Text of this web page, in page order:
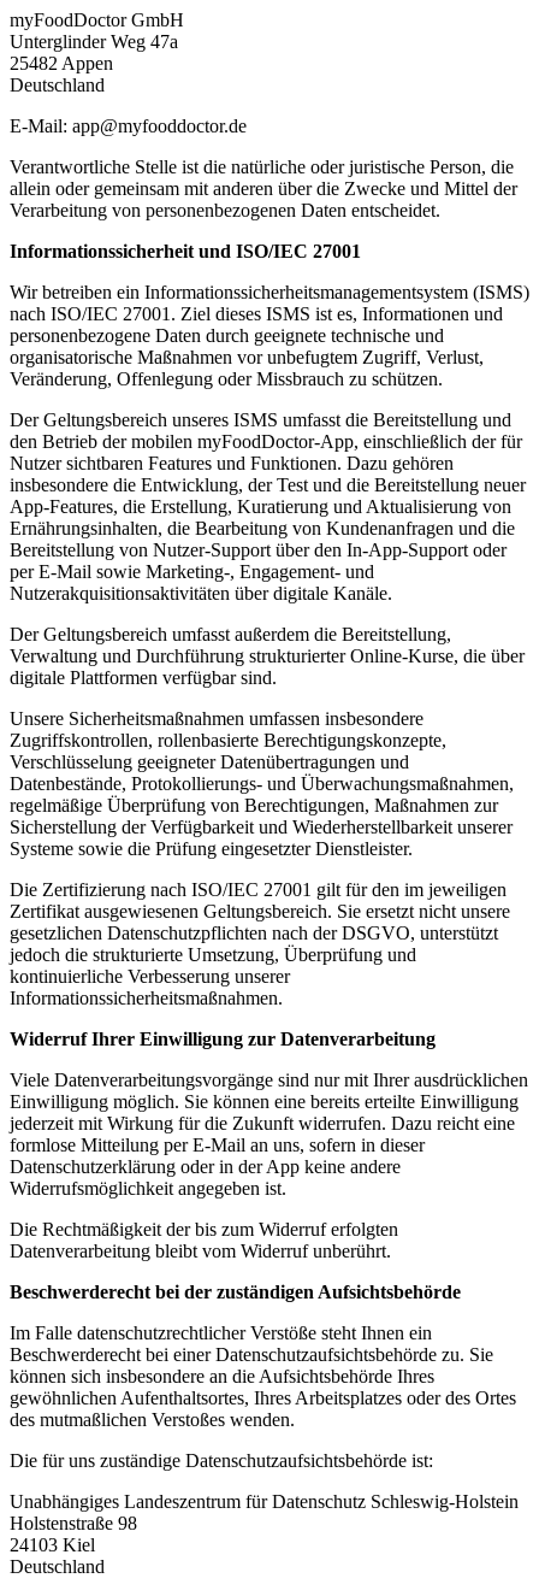
myFoodDoctor GmbH
Unterglinder Weg 47a
25482 Appen
Deutschland
E-Mail: app@myfooddoctor.de
Verantwortliche Stelle ist die natürliche oder juristische Person, die
allein oder gemeinsam mit anderen über die Zwecke und Mittel der
Verarbeitung von personenbezogenen Daten entscheidet.
Informationssicherheit und ISO/IEC 27001
Wir betreiben ein Informationssicherheitsmanagementsystem (ISMS)
nach ISO/IEC 27001. Ziel dieses ISMS ist es, Informationen und
personenbezogene Daten durch geeignete technische und
organisatorische Maßnahmen vor unbefugtem Zugriff, Verlust,
Veränderung, Offenlegung oder Missbrauch zu schützen.
Der Geltungsbereich unseres ISMS umfasst die Bereitstellung und
den Betrieb der mobilen myFoodDoctor-App, einschließlich der für
Nutzer sichtbaren Features und Funktionen. Dazu gehören
insbesondere die Entwicklung, der Test und die Bereitstellung neuer
App-Features, die Erstellung, Kuratierung und Aktualisierung von
Ernährungsinhalten, die Bearbeitung von Kundenanfragen und die
Bereitstellung von Nutzer-Support über den In-App-Support oder
per E-Mail sowie Marketing-, Engagement- und
Nutzerakquisitionsaktivitäten über digitale Kanäle.
Der Geltungsbereich umfasst außerdem die Bereitstellung,
Verwaltung und Durchführung strukturierter Online-Kurse, die über
digitale Plattformen verfügbar sind.
Unsere Sicherheitsmaßnahmen umfassen insbesondere
Zugriffskontrollen, rollenbasierte Berechtigungskonzepte,
Verschlüsselung geeigneter Datenübertragungen und
Datenbestände, Protokollierungs- und Überwachungsmaßnahmen,
regelmäßige Überprüfung von Berechtigungen, Maßnahmen zur
Sicherstellung der Verfügbarkeit und Wiederherstellbarkeit unserer
Systeme sowie die Prüfung eingesetzter Dienstleister.
Die Zertifizierung nach ISO/IEC 27001 gilt für den im jeweiligen
Zertifikat ausgewiesenen Geltungsbereich. Sie ersetzt nicht unsere
gesetzlichen Datenschutzpflichten nach der DSGVO, unterstützt
jedoch die strukturierte Umsetzung, Überprüfung und
kontinuierliche Verbesserung unserer
Informationssicherheitsmaßnahmen.
Widerruf Ihrer Einwilligung zur Datenverarbeitung
Viele Datenverarbeitungsvorgänge sind nur mit Ihrer ausdrücklichen
Einwilligung möglich. Sie können eine bereits erteilte Einwilligung
jederzeit mit Wirkung für die Zukunft widerrufen. Dazu reicht eine
formlose Mitteilung per E-Mail an uns, sofern in dieser
Datenschutzerklärung oder in der App keine andere
Widerrufsmöglichkeit angegeben ist.
Die Rechtmäßigkeit der bis zum Widerruf erfolgten
Datenverarbeitung bleibt vom Widerruf unberührt.
Beschwerderecht bei der zuständigen Aufsichtsbehörde
Im Falle datenschutzrechtlicher Verstöße steht Ihnen ein
Beschwerderecht bei einer Datenschutzaufsichtsbehörde zu. Sie
können sich insbesondere an die Aufsichtsbehörde Ihres
gewöhnlichen Aufenthaltsortes, Ihres Arbeitsplatzes oder des Ortes
des mutmaßlichen Verstoßes wenden.
Die für uns zuständige Datenschutzaufsichtsbehörde ist:
Unabhängiges Landeszentrum für Datenschutz Schleswig-Holstein
Holstenstraße 98
24103 Kiel
Deutschland